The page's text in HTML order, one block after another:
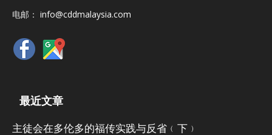
电邮： info@cddmalaysia.com
最近文章
主徒会在多伦多的福传实践与反省﹙下﹚